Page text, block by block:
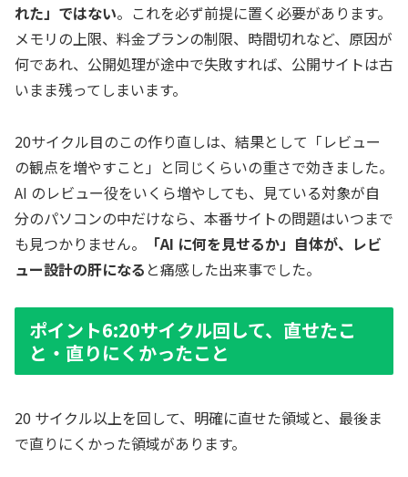
れた」ではない。これを必ず前提に置く必要があります。
メモリの上限、料金プランの制限、時間切れなど、原因が
何であれ、公開処理が途中で失敗すれば、公開サイトは古
いまま残ってしまいます。
20サイクル目のこの作り直しは、結果として「レビュー
の観点を増やすこと」と同じくらいの重さで効きました。
AI のレビュー役をいくら増やしても、見ている対象が自
分のパソコンの中だけなら、本番サイトの問題はいつまで
も見つかりません。
「AI に何を見せるか」自体が、レビ
ュー設計の肝になる と痛感した出来事でした。
ポイント6:20サイクル回して、直せたこ
と・直りにくかったこと
20 サイクル以上を回して、明確に直せた領域と、最後ま
で直りにくかった領域があります。